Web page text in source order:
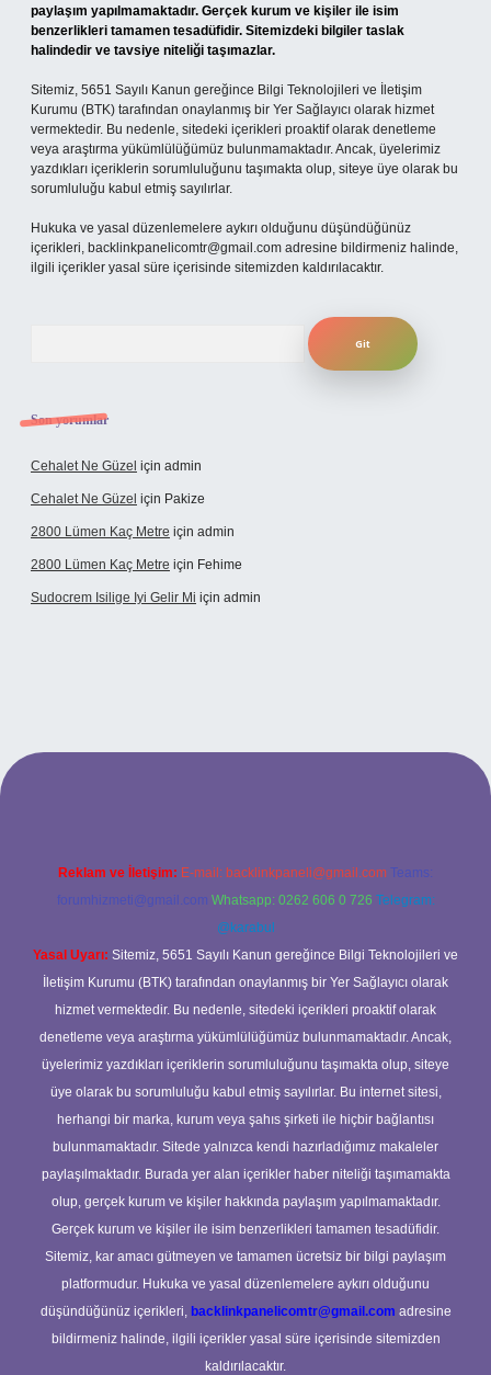
paylaşım yapılmamaktadır. Gerçek kurum ve kişiler ile isim
benzerlikleri tamamen tesadüfidir. Sitemizdeki bilgiler taslak
halindedir ve tavsiye niteliği taşımazlar.
Sitemiz, 5651 Sayılı Kanun gereğince Bilgi Teknolojileri ve İletişim
Kurumu (BTK) tarafından onaylanmış bir Yer Sağlayıcı olarak hizmet
vermektedir. Bu nedenle, sitedeki içerikleri proaktif olarak denetleme
veya araştırma yükümlülüğümüz bulunmamaktadır. Ancak, üyelerimiz
yazdıkları içeriklerin sorumluluğunu taşımakta olup, siteye üye olarak bu
sorumluluğu kabul etmiş sayılırlar.
Hukuka ve yasal düzenlemelere aykırı olduğunu düşündüğünüz
içerikleri, backlinkpanelicomtr@gmail.com adresine bildirmeniz halinde,
ilgili içerikler yasal süre içerisinde sitemizden kaldırılacaktır.
Son yorumlar
Cehalet Ne Güzel için admin
Cehalet Ne Güzel için Pakize
2800 Lümen Kaç Metre için admin
2800 Lümen Kaç Metre için Fehime
Sudocrem Isilige Iyi Gelir Mi için admin
opera bet giriş
Reklam ve İletişim: E-mail: backlinkpaneli@gmail.com Teams:
forumhizmeti@gmail.com Whatsapp: 0262 606 0 726 Telegram:
@karabul
Yasal Uyarı: Sitemiz, 5651 Sayılı Kanun gereğince Bilgi Teknolojileri ve
İletişim Kurumu (BTK) tarafından onaylanmış bir Yer Sağlayıcı olarak
hizmet vermektedir. Bu nedenle, sitedeki içerikleri proaktif olarak
denetleme veya araştırma yükümlülüğümüz bulunmamaktadır. Ancak,
üyelerimiz yazdıkları içeriklerin sorumluluğunu taşımakta olup, siteye
üye olarak bu sorumluluğu kabul etmiş sayılırlar. Bu internet sitesi,
herhangi bir marka, kurum veya şahıs şirketi ile hiçbir bağlantısı
bulunmamaktadır. Sitede yalnızca kendi hazırladığımız makaleler
paylaşılmaktadır. Burada yer alan içerikler haber niteliği taşımamakta
olup, gerçek kurum ve kişiler hakkında paylaşım yapılmamaktadır.
Gerçek kurum ve kişiler ile isim benzerlikleri tamamen tesadüfidir.
Sitemiz, kar amacı gütmeyen ve tamamen ücretsiz bir bilgi paylaşım
platformudur. Hukuka ve yasal düzenlemelere aykırı olduğunu
düşündüğünüz içerikleri, backlinkpanelicomtr@gmail.com adresine
bildirmeniz halinde, ilgili içerikler yasal süre içerisinde sitemizden
kaldırılacaktır.